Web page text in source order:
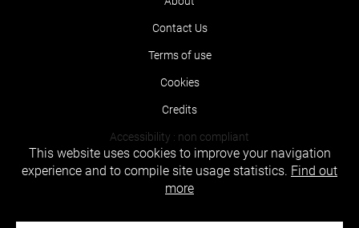
Contact Us
Terms of use
Cookies
Credits
Accessibility : non compliant
This website uses cookies to improve your navigation
experience and to compile site usage statistics. Find out
more